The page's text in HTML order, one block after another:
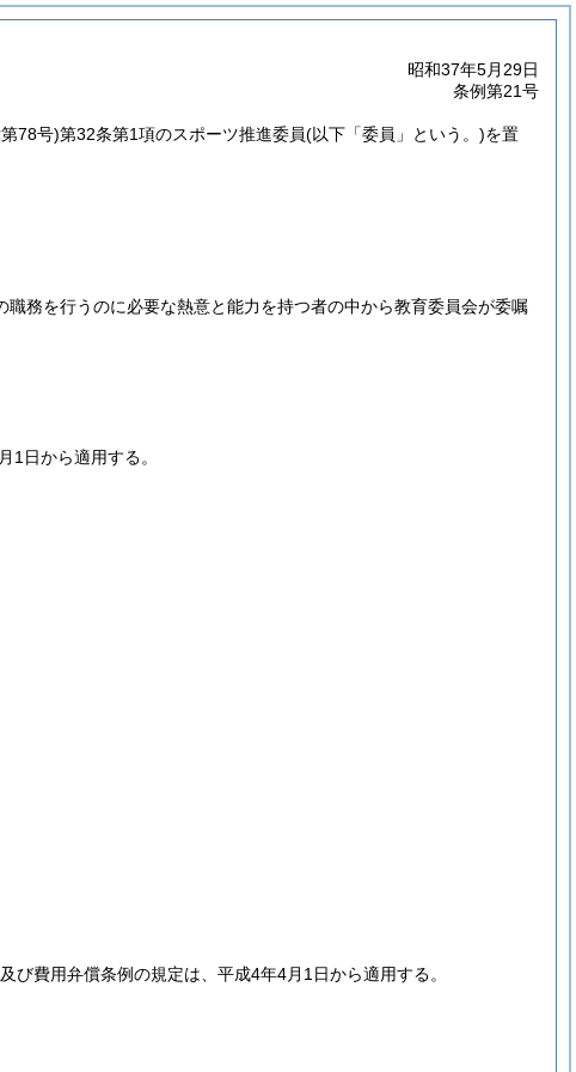
昭和37年5月29日
条例第21号
78号)第32条第1項のスポーツ推進委員(以下「委員」という。)を置
務を行うのに必要な熱意と能力を持つ者の中から教育委員会が委嘱
1日から適用する。
費用弁償条例の規定は、平成4年4月1日から適用する。